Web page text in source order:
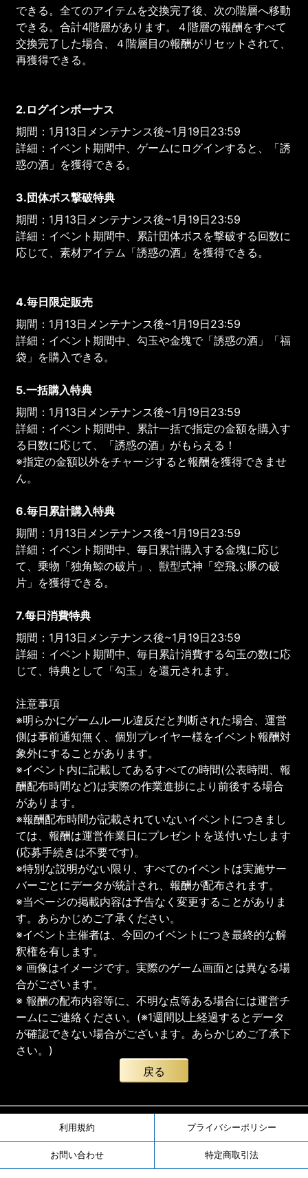
できる。全てのアイテムを交換完了後、次の階層へ移動
できる。合計4階層があります。４階層の報酬をすべて
交換完了した場合、４階層目の報酬がリセットされて、
再獲得できる。
2.ログインボーナス
期間：1月13日メンテナンス後~1月19日23:59
詳細：イベント期間中、ゲームにログインすると、「誘
惑の酒」を獲得できる。
3.団体ボス撃破特典
期間：1月13日メンテナンス後~1月19日23:59
詳細：イベント期間中、累計団体ボスを撃破する回数に
応じて、素材アイテム「誘惑の酒」を獲得できる。
4.毎日限定販売
期間：1月13日メンテナンス後~1月19日23:59
詳細：イベント期間中、勾玉や金塊で「誘惑の酒」「福
袋」を購入できる。
5.一括購入特典
期間：1月13日メンテナンス後~1月19日23:59
詳細：イベント期間中、累計一括で指定の金額を購入す
る日数に応じて、「誘惑の酒」がもらえる！
※指定の金額以外をチャージすると報酬を獲得できませ
ん。
6.毎日累計購入特典
期間：1月13日メンテナンス後~1月19日23:59
詳細：イベント期間中、毎日累計購入する金塊に応じ
て、乗物「独角鯨の破片」、獣型式神「空飛ぶ豚の破
片」を獲得できる。
7.每日消費特典
期間：1月13日メンテナンス後~1月19日23:59
詳細：イベント期間中、毎日累計消費する勾玉の数に応
じて、特典として「勾玉」を還元されます。
注意事項
※明らかにゲームルール違反だと判断された場合、運営
側は事前通知無く、個別プレイヤー様をイベント報酬対
象外にすることがあります。
※イベント内に記載してあるすべての時間(公表時間、報
酬配布時間など)は実際の作業進捗により前後する場合
があります。
※報酬配布時間が記載されていないイベントにつきまし
ては、報酬は運営作業日にプレゼントを送付いたします
(応募手続きは不要です)。
※特別な説明がない限り、すべてのイベントは実施サー
バーごとにデータが統計され、報酬が配布されます。
※当ページの掲載内容は予告なく変更することがありま
す。あらかじめご了承ください。
※イベント主催者は、今回のイベントにつき最終的な解
釈権を有します。
※ 画像はイメージです。実際のゲーム画面とは異なる場
合がございます。
※ 報酬の配布内容等に、不明な点等ある場合には運営チ
ームにご連絡ください。(※1週間以上経過するとデータ
が確認できない場合がございます。あらかじめご了承下
さい。)
戻る
利用規約 プライバシーポリシー
お問い合わせ 特定商取引法